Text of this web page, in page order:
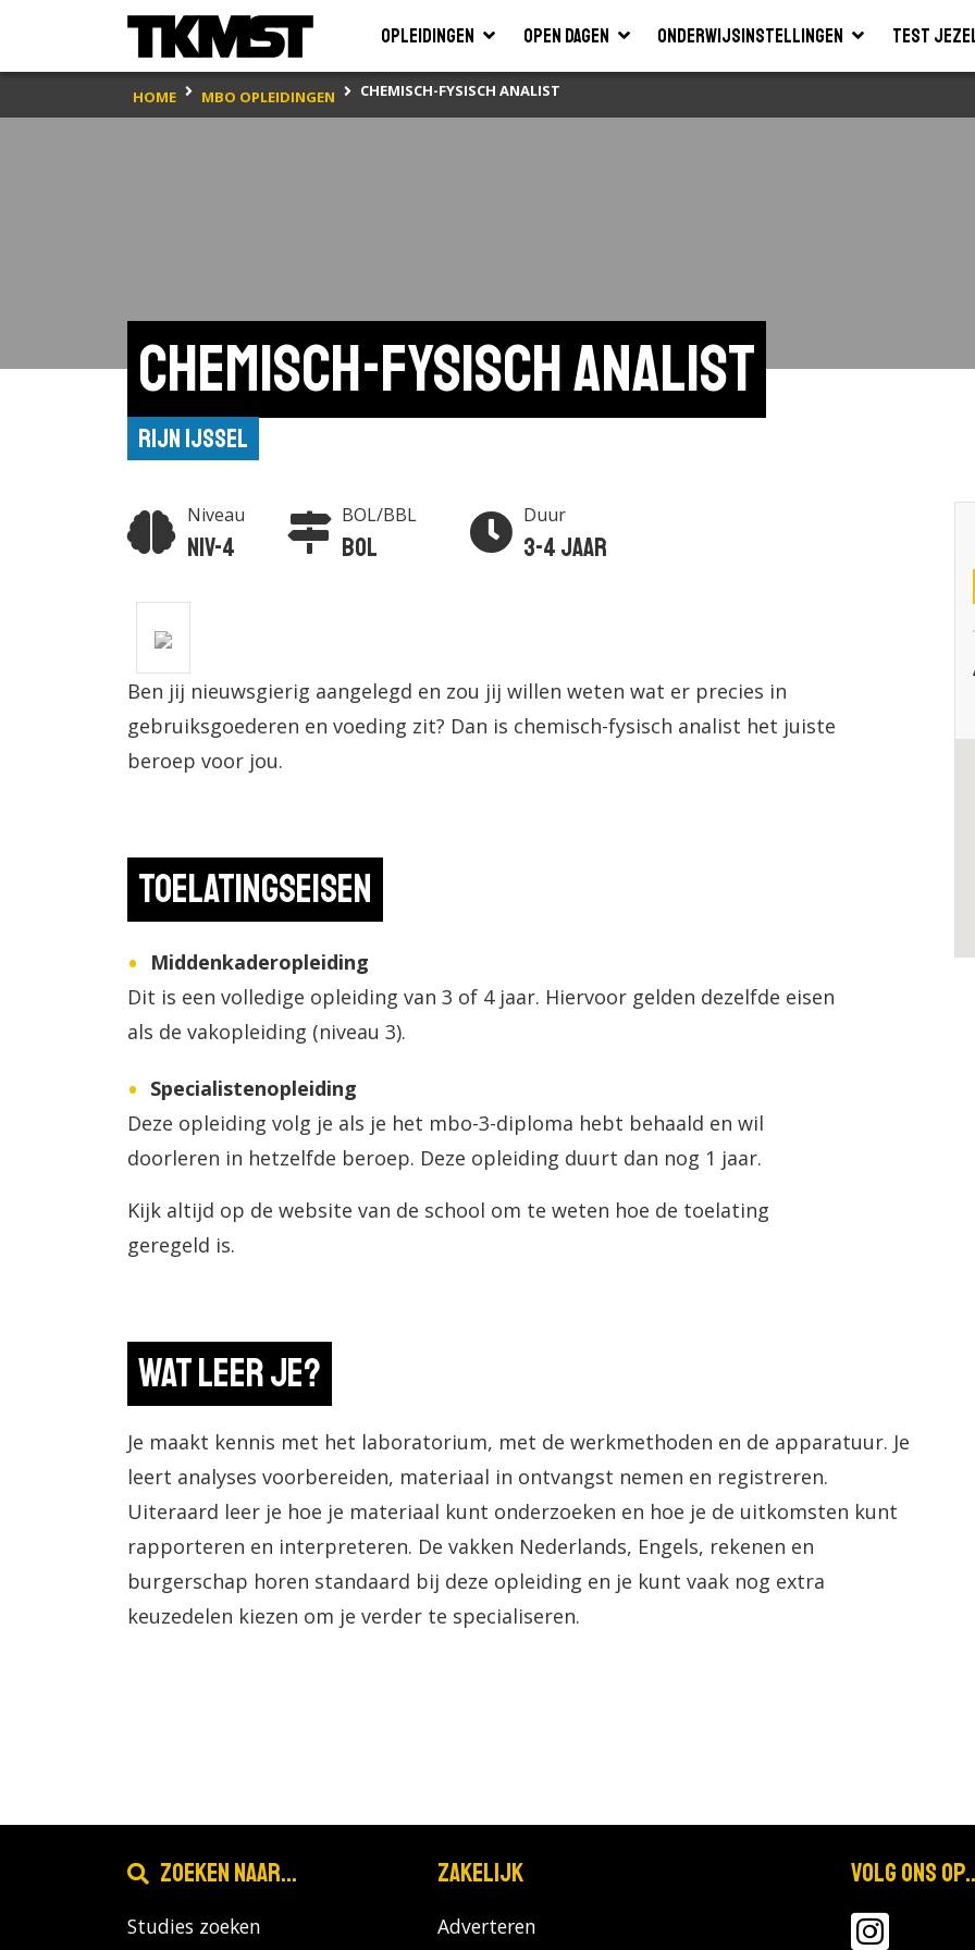
Opleidingen Open dagen Onderwijsinstellingen Test
HOME MBO OPLEIDINGEN CHEMISCH-FYSISCH ANALIST
Chemisch-fysisch analist
Rijn IJssel
Niveau
Niv-4
BOL/BBL
BOL
Duur
3-4 jaar
Ben jij nieuwsgierig aangelegd en zou jij willen weten wat er precies in
gebruiksgoederen en voeding zit? Dan is chemisch-fysisch analist het juiste
beroep voor jou.
Toelatingseisen
Middenkaderopleiding
Dit is een volledige opleiding van 3 of 4 jaar. Hiervoor gelden dezelfde eisen
als de vakopleiding (niveau 3).
Specialistenopleiding
Deze opleiding volg je als je het mbo-3-diploma hebt behaald en wil
doorleren in hetzelfde beroep. Deze opleiding duurt dan nog 1 jaar.
Kijk altijd op de website van de school om te weten hoe de toelating
geregeld is.
Wat leer je?
Je maakt kennis met het laboratorium, met de werkmethoden en de apparatuur. Je
leert analyses voorbereiden, materiaal in ontvangst nemen en registreren.
Uiteraard leer je hoe je materiaal kunt onderzoeken en hoe je de uitkomsten kunt
rapporteren en interpreteren. De vakken Nederlands, Engels, rekenen en
burgerschap horen standaard bij deze opleiding en je kunt vaak nog extra
keuzedelen kiezen om je verder te specialiseren.
Zoeken naar...
Studies zoeken
Zakelijk
Adverteren
Volg ons